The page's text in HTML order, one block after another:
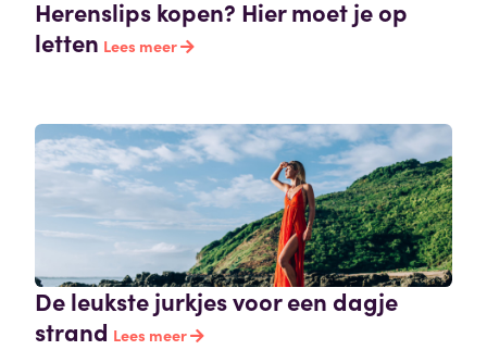
Herenslips kopen? Hier moet je op
letten Lees meer
De leukste jurkjes voor een dagje
strand Lees meer